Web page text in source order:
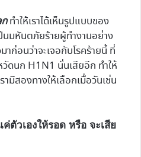
ทำให้เราได้เห็นรูปแบบของ
มหันตภัยร้ายผู้ทำงานอย่าง
ก่อนว่าจะเจอกับโรคร้ายนี้ ที่
วัดนก H1N1 นั่นเสียอีก ทำให้
ามีสองทางให้เลือกเมื่อวันเช่น
ตัวเองให้รอด หรือ จะเสีย